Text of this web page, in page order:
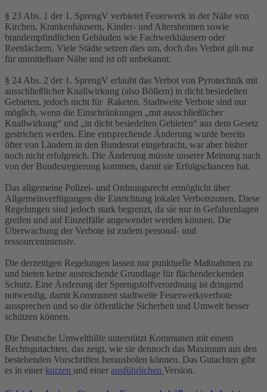
§ 23 Abs. 1 der 1. SprengV verbietet Feuerwerk in der Nähe von
Kirchen, Krankenhäusern, Kinder- und Altersheimen sowie
brandempfindlichen Gebäuden wie Fachwerkhäusern oder
Reetdächern. Viele Städte setzen dies um, doch das Verbot gilt nur
für unmittelbare Nähe und ist oft unbekannt.
§ 24 Abs. 2 der 1. SprengV erlaubt das Verbot von Pyrotechnik mit
ausschließlicher Knallwirkung (also Böllern) in dicht besiedelten
Gebieten, jedoch nicht für Raketen. Stadtweite Verbote sind nur
möglich, wenn die Einschränkungen „mit ausschließlicher
Knallwirkung“ und „in dicht besiedelten Gebieten“ aus dem Gesetz
gestrichen werden. Eine entsprechende Änderung wurde bereits
öfter von Ländern in den Bundesrat eingebracht, war aber bisher
noch nicht erfolgreich. Die Änderung müsste unserer Meinung nach
von der Bundesregierung kommen, damit sie Erfolgschancen hat.
Das allgemeine Polizei- und Ordnungsrecht ermöglicht über
Allgemeinverfügungen die Einrichtung lokaler Verbotszonen. Diese
Regelungen sind jedoch stark begrenzt, da sie nur in Gefahrenlagen
greifen und auf Einzelfälle angewendet werden können. Die
Überwachung der Verbote ist zudem personal- und
ressourcenintensiv.
Die derzeitigen Regelungen lassen nur punktuelle Maßnahmen zu
und bieten keine ausreichende Grundlage für flächendeckenden
Schutz. Eine Änderung der Sprengstoffverordnung ist dringend
notwendig, damit Kommunen stadtweite Feuerwerksverbote
aussprechen und so die öffentliche Sicherheit und Umwelt besser
schützen können.
Die Deutsche Umwelthilfe unterstützt Kommunen mit einem
Rechtsgutachten, das zeigt, wie sie dennoch das Maximum aus den
bestehenden Vorschriften herausholen können. Das Gutachten gibt
es in einer kurzen und einer ausführlichen Version.